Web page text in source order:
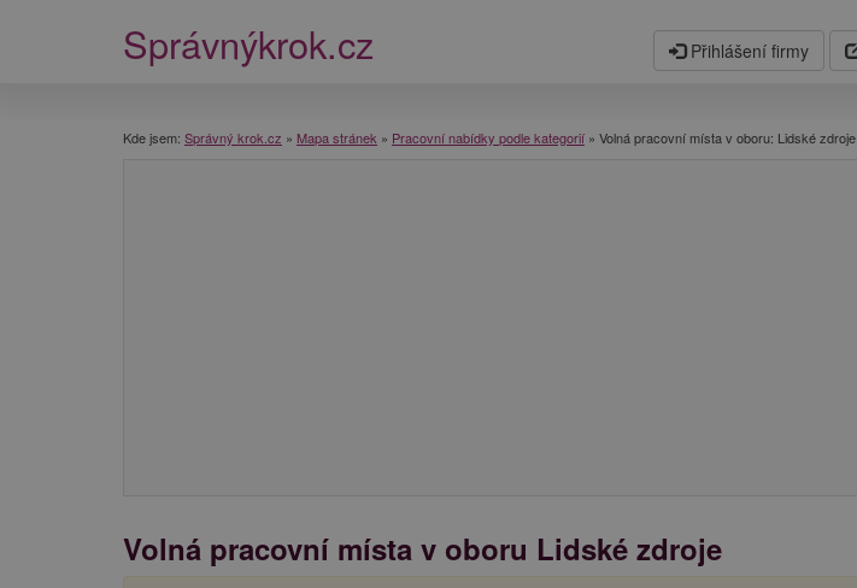
Správnýkrok.cz Přihlášení firmy
Kde jsem: Správný krok.cz » Mapa stránek » Pracovní nabídky podle kategorií » Volná pracovní místa v oboru: Lidské zdroje
Volná pracovní místa v oboru Lidské zdroje